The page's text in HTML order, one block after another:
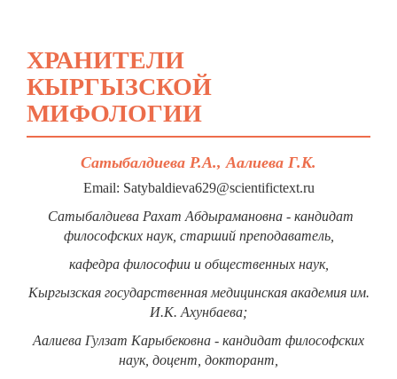
ХРАНИТЕЛИ
КЫРГЫЗСКОЙ
МИФОЛОГИИ
Сатыбалдиева Р.А., Аалиева Г.К.
Email: Satybaldieva629@scientifictext.ru
Сатыбалдиева Рахат Абдырамановна - кандидат
философских наук, старший преподаватель,
кафедра философии и общественных наук,
Кыргызская государственная медицинская академия им.
И.К. Ахунбаева;
Аалиева Гулзат Карыбековна - кандидат философских
наук, доцент, докторант,